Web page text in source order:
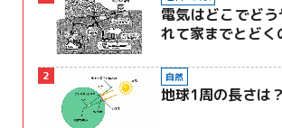
電気はどこでど
れて家までとどく
2 自然
地球1周の長さは？